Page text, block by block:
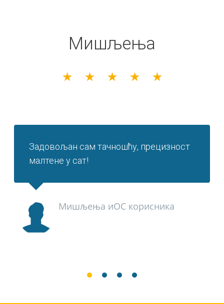
Мишљења
Задовољан сам тачношћу, прецизност
малтене у сат!
Мишљења иОС корисника